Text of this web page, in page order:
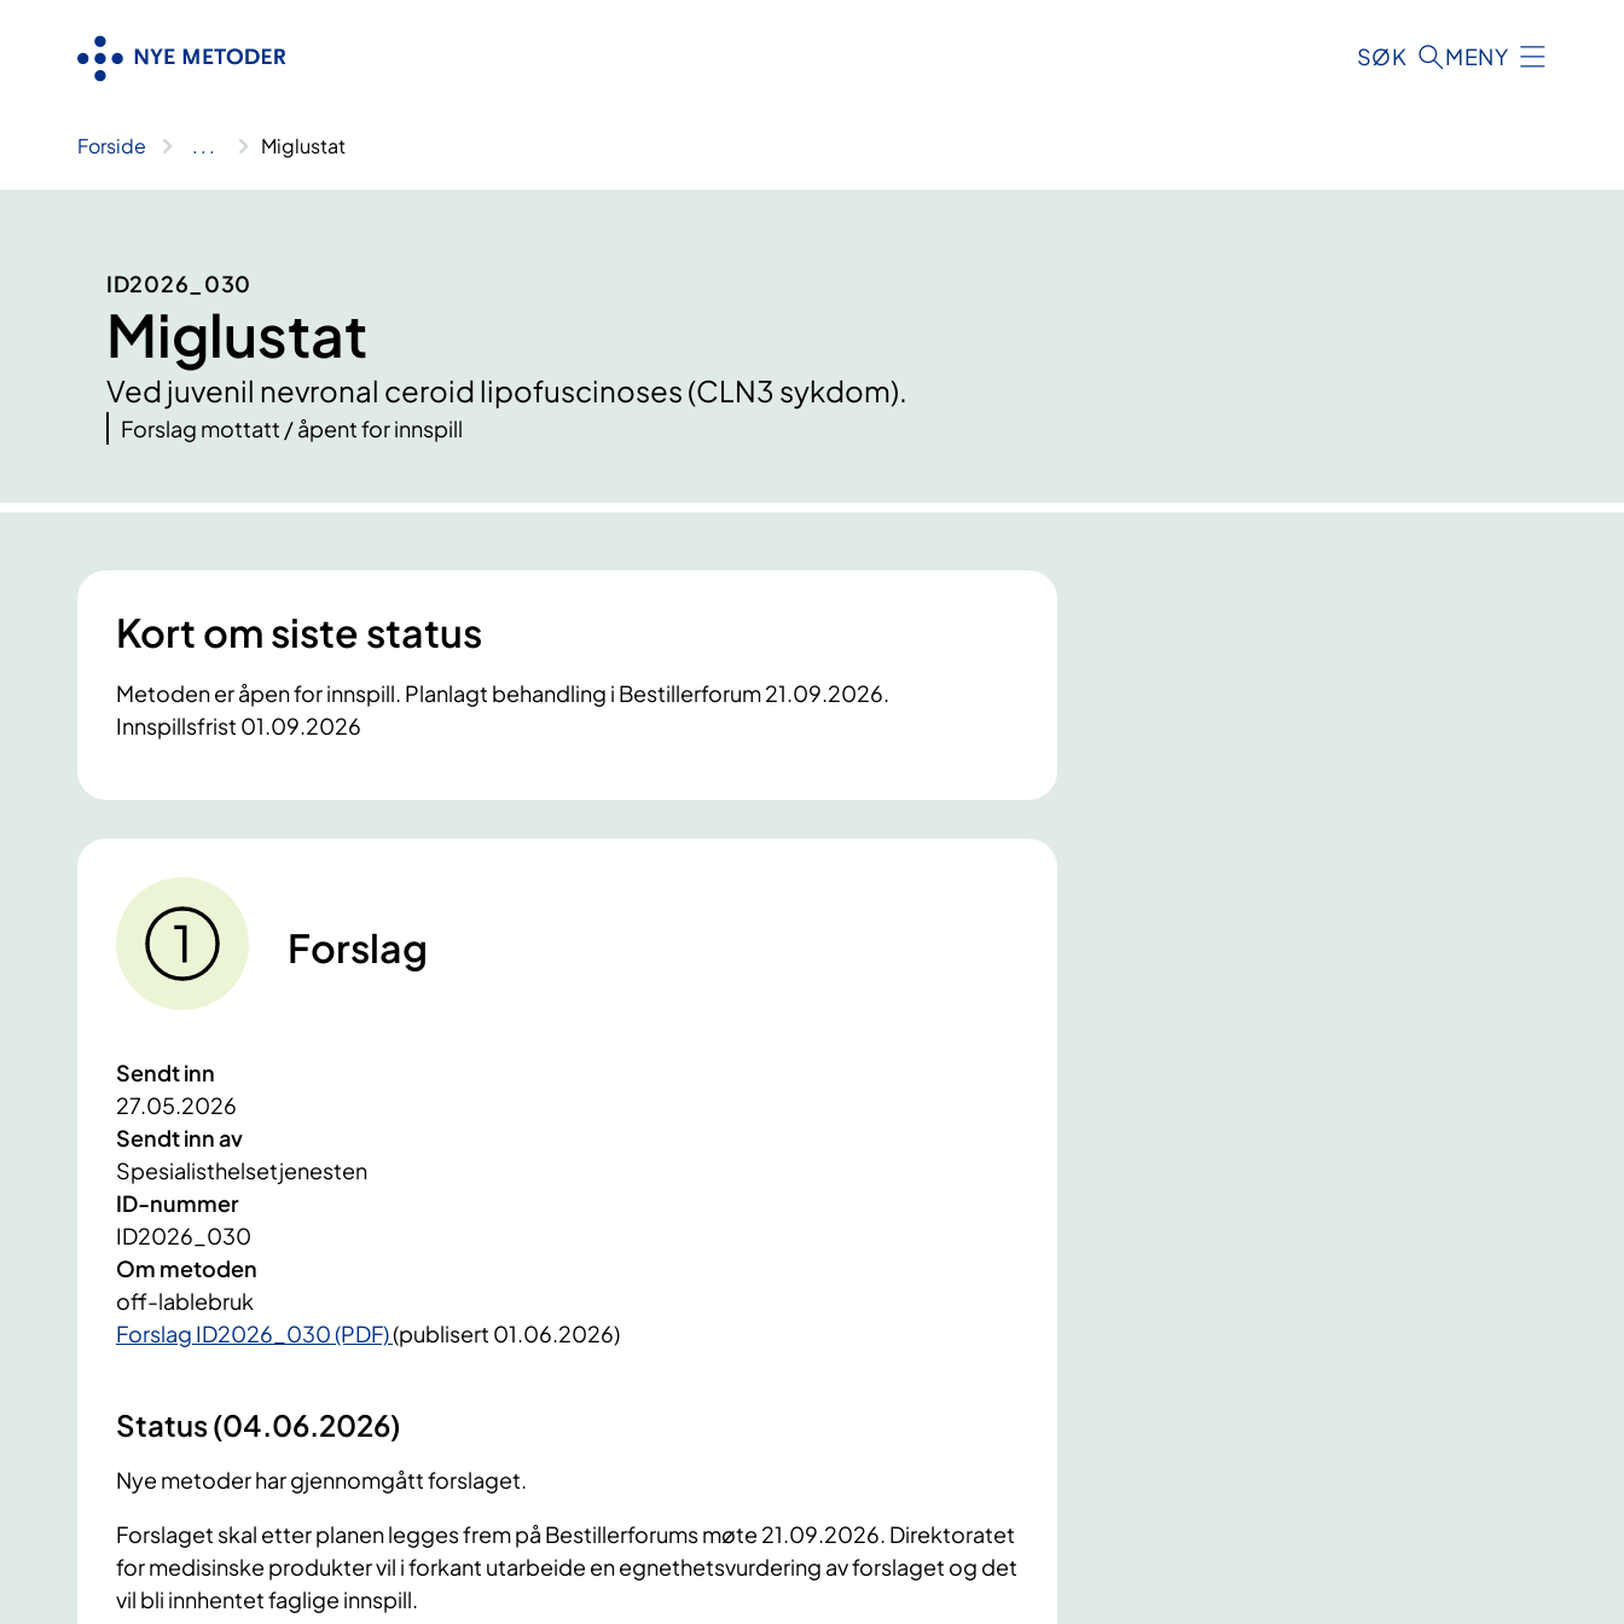
SØK MENY
Forside .. . Miglustat
ID2026_030
Miglustat
Ved juvenil nevronal ceroid lipofuscinoses (CLN3 sykdom).
Forslag mottatt / åpent for innspill
Kort om siste status
Metoden er åpen for innspill. Planlagt behandling i Bestillerforum 21.09.2026.
Innspillsfrist 01.09.2026
Forslag
Sendt inn
27.05.2026
Sendt inn av
Spesialisthelsetjenesten
ID-nummer
ID2026_030
Om metoden
off-lablebruk
Forslag ID2026_030 (PDF)(publisert 01.06.2026)
Status (04.06.2026)
Nye metoder har gjennomgått forslaget.
Forslaget skal etter planen legges frem på Bestillerforums møte 21.09.2026. Direktoratet
for medisinske produkter vil i forkant utarbeide en egnethetsvurdering av forslaget og det
vil bli innhentet faglige innspill.